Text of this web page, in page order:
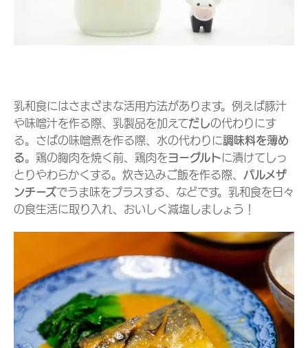
乳和食にはさまざまな活用方法があります。例えば豚汁
や味噌汁を作る際、乳製品を加えてだしの代わりにす
る。さばの味噌煮を作る際、水の代わりに調味料を薄め
る。鶏の胸肉を焼く前、鶏肉をヨーグルトに漬けてしっ
とりやわらかくする。炊き込みご飯を作る際、 パルメザ
ンチーズでうま味をプラスする、などです。乳和食を日々
の食生活に取り入れ、おいしく減塩しましょう！